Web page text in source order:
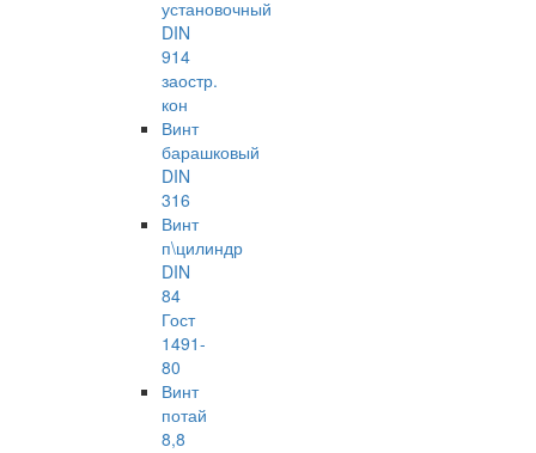
установочный
DIN
914
заостр.
кон
Винт
барашковый
DIN
316
Винт
п\цилиндр
DIN
84
Гост
1491-
80
Винт
потай
8,8